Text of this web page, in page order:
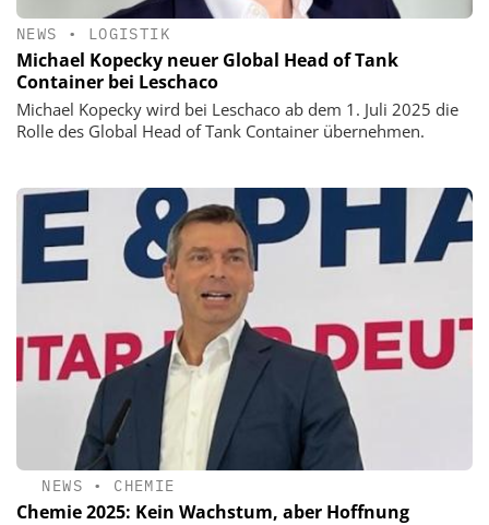
NEWS • LOGISTIK
Michael Kopecky neuer Global Head of Tank
Container bei Leschaco
Michael Kopecky wird bei Leschaco ab dem 1. Juli 2025 die
Rolle des Global Head of Tank Container übernehmen.
NEWS • CHEMIE
Chemie 2025: Kein Wachstum, aber Hoffnung